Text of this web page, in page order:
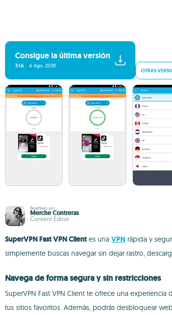
Consigue la última versión
3.1.6 4 Ago. 2026
OTRAS
Reseñado por
Merche Contreras
Content Editor
SuperVPN Fast VPN Client es una VPN rápida y
simplemente buscas navegar sin dejar rastro,
Navega de forma segura y sin restricciones
SuperVPN Fast VPN Client te ofrece una
tus sitios favoritos. Además, podrás desbloquear